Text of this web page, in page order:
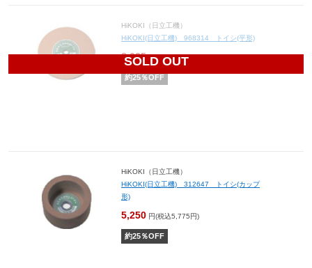
SOLD OUT
HiKOKI（日立工機）
HiKOKI(日立工機) 968314 トイシ(平形)
8,025 円(税込8,828円)
約25％OFF
HiKOKI（日立工機）
HiKOKI(日立工機) 312647 トイシ(カップ
形)
5,250 円(税込5,775円)
約25％OFF